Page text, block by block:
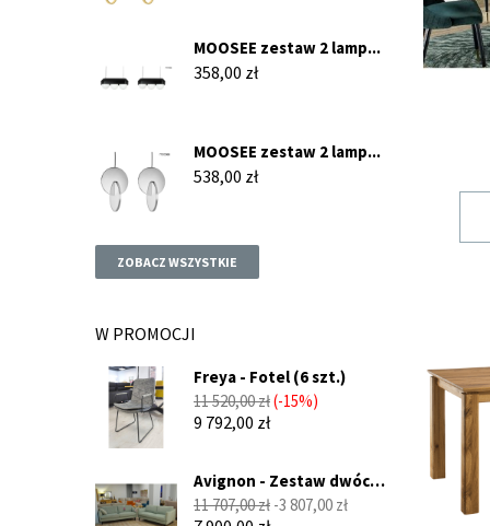
MOOSEE zestaw 2 lamp...
Cena
358,00 zł
MOOSEE zestaw 2 lamp...
Cena
538,00 zł
ZOBACZ WSZYSTKIE
W PROMOCJI
Freya - Fotel (6 szt.)
Cena
podstawowa
11 520,00 zł -15%
9 792,00 zł
Avignon - Zestaw dwóch
sof...
Cena
11 707,00 zł -3 807,00 złCena
do
Stoły
Czy